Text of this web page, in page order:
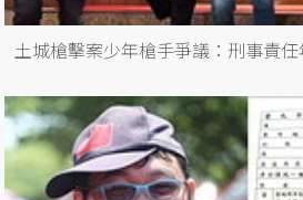
土城槍擊案少年槍手爭議：刑事責